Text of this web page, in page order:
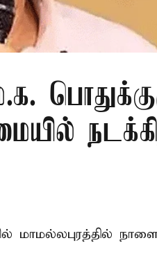
மாமல்லபுரத்தில்